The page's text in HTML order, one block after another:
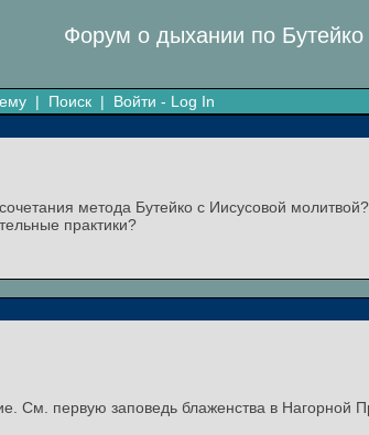
Форум о дыхании по Бутейко
| Поиск | Войти - Log In
метода Бутейко с Иисусовой
практики?
См. первую заповедь блаженства в